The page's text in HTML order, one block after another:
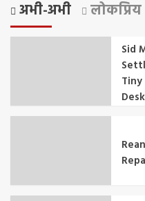
अभी-अभी लोकप्रिय
Sid